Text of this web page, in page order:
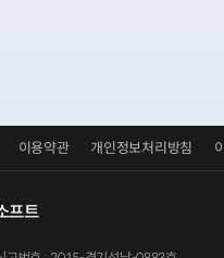
이용약관 개인정보처리방침
프트